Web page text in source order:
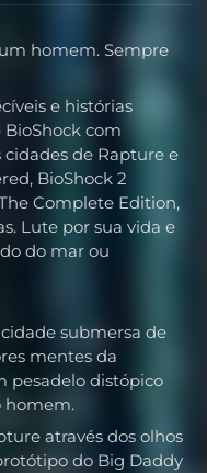
homem. Sempre
e histórias
com
cidades de Rapture e
BioShock 2
Complete Edition,
Lute por sua vida e
do mar ou
submersa de
mentes da
pesadelo distópico
homem.
através dos olhos
do Big Daddy